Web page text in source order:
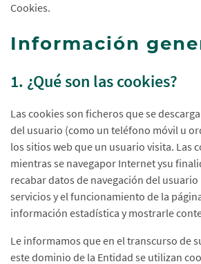
Cookies.
Información
1. ¿Qué son las cookies?
Las cookies son ficheros que se
del usuario (como un teléfono móvil u
los sitios web que un usuario visita. Las
mientras se navegapor Internet ysu
recabar datos de navegación del
servicios y el funcionamiento de la
información estadística y mostrarle
Le informamos que en el transcurso de
este dominio de la Entidad se utilizan